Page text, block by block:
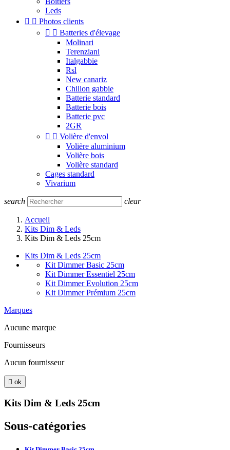
Leds
  Photos clients
  Batteries d'élevage
Molinari
Terenziani
Italgabbie
Rsl
New canariz
Chillon gabbie
Batterie standard
Batterie bois
Batterie pvc
2GR
  Volière d'envol
Volière aluminium
Volière bois
Volière standard
Cages standard
Vivarium
search clear
Accueil
Kits Dim & Leds
Kits Dim & Leds 25cm
Kits Dim & Leds 25cm
Kit Dimmer Basic 25cm
Kit Dimmer Essentiel 25cm
Kit Dimmer Evolution 25cm
Kit Dimmer Prémium 25cm
Marques
Aucune marque
Fournisseurs
Aucun fournisseur
 ok
Kits Dim & Leds 25cm
Sous-catégories